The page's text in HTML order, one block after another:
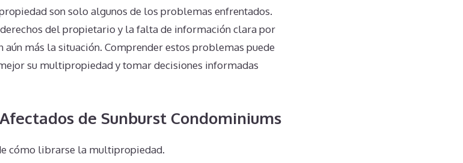
son solo algunos de los problemas enfrentados.
del propietario y la falta de información clara por
más la situación. Comprender estos problemas puede
su multipropiedad y tomar decisiones informadas
de Sunburst Condominiums
cómo librarse la multipropiedad.